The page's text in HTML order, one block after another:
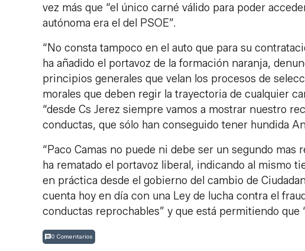
vez más que “el único carné válido para poder
autónoma era el del PSOE”.
“No consta tampoco en el auto que para su
ha añadido el portavoz de la formación naranja,
principios generales que velan los procesos de
morales que deben regir la trayectoria de cualquier
“desde Cs Jerez siempre vamos a mostrar nuestro
conductas, que sólo han conseguido tener hundida
“Paco Camas no puede ni debe ser un segundo
ha rematado el portavoz liberal, indicando al mismo
en práctica desde el gobierno del cambio de
cuenta hoy en día con una Ley de lucha contra el
conductas reprochables” y que está permitiendo
0 Comentarios